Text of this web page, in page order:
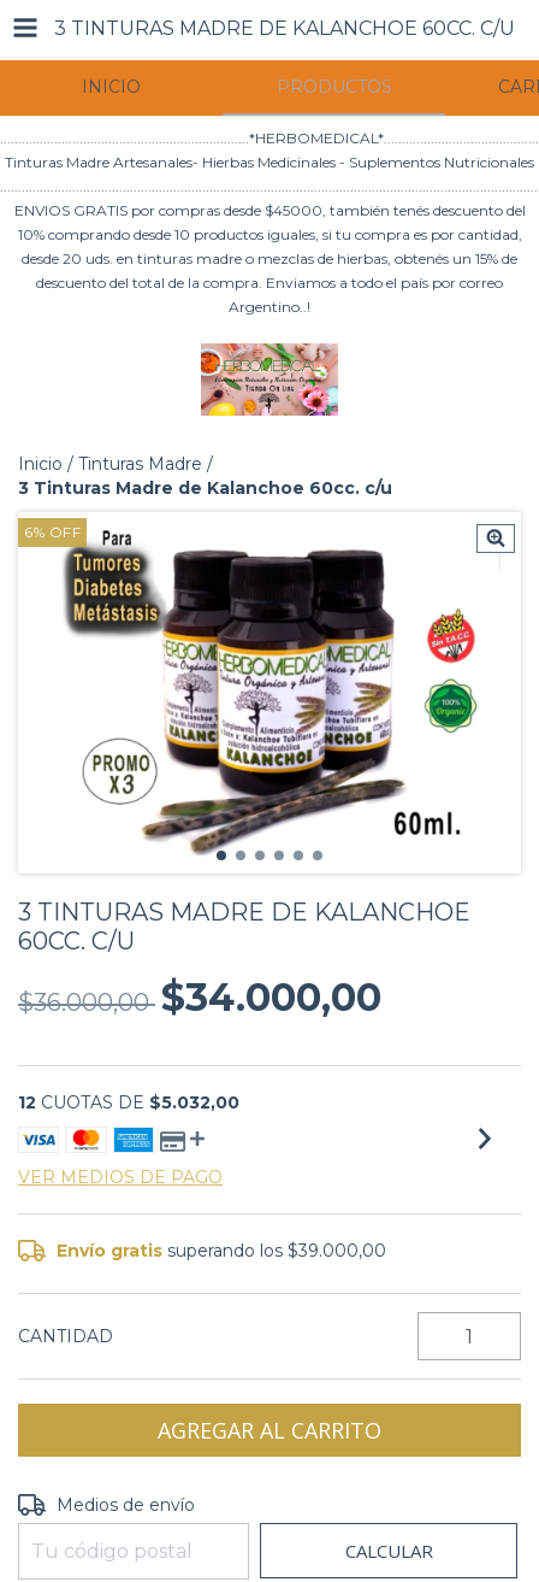
3 TINTURAS MADRE DE KALANCHOE 60CC. C/U
INICIO PRODUCTOS
Tinturas Madre Artesanales- Hierbas Medicinales - Suplementos Nutricionales
ENVIOS GRATIS por compras desde $45000, también tenés descuento del
10% comprando desde 10 productos iguales, si tu compra es por cantidad,
desde 20 uds. en tinturas madre o mezclas de hierbas, obtenés un 15% de
descuento del total de la compra. Enviamos a todo el país por correo
Argentino..!
Inicio / Tinturas Madre /
3 Tinturas Madre de Kalanchoe 60cc. c/u
6% OFF
3 TINTURAS MADRE DE KALANCHOE
60CC. C/U
$36.000,00 $34.000,00
12 CUOTAS DE $5.032,00
VER MEDIOS DE PAGO
Envío gratis superando los$39.000,00
CANTIDAD
Entregas para el CP:
Medios de envío
CALCULAR